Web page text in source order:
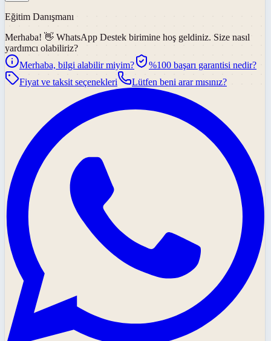
Eğitim Danışmanı
Merhaba! 👋 WhatsApp Destek birimine hoş geldiniz. Size nasıl
yardımcı olabiliriz?
Merhaba, bilgi alabilir miyim?
%100 başarı garantisi nedir?
Fiyat ve taksit seçenekleri
Lütfen beni arar mısınız?